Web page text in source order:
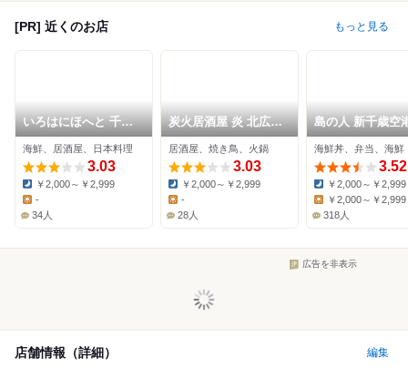
[PR] 近くのお店 もっと見る
いろはにほへと 千歳
店
海鮮、居酒屋、日本料理
3.03
Dinner:
￥2,000～￥2,999
Lunch:
-
34人
炭火居酒屋 炎 北広島
店
居酒屋、焼き鳥、火鍋
3.03
Dinner:
￥2,000～￥2,999
Lunch:
-
28人
島の人 新千歳空
ートラウンジ店
海鮮丼、弁当、海鮮
3.52
Dinner:
￥2,000～￥2,999
￥2,000～￥2,999
318人
広告を非表示
店舗情報（詳細） 編集